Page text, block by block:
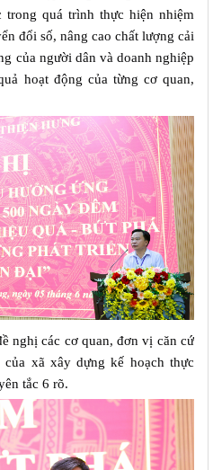
trong quá trình thực hiện nhiệm
đổi số, nâng cao chất lượng cải
của người dân và doanh nghiệp
hoạt động của từng cơ quan,
nghị các cơ quan, đơn vị căn cứ
xã xây dựng kế hoạch thực
tắc 6 rõ.